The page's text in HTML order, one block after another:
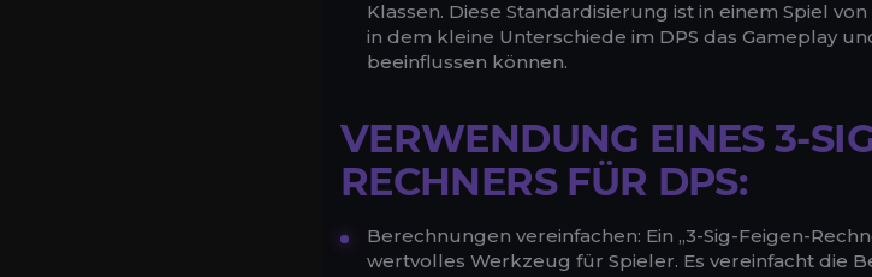
Klassen. Diese Standardisierung ist in einem Spiel
in dem kleine Unterschiede im DPS das Gameplay
beeinflussen können.
VERWENDUNG EINES 3-
RECHNERS FÜR DPS:
Berechnungen vereinfachen: Ein „3-Sig-Feigen-
wertvolles Werkzeug für Spieler. Es vereinfacht die